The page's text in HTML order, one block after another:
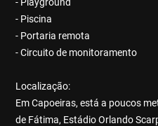
- Piscina
- Portaria remota
- Circuito de monitoramento
Localização:
Em Capoeiras, está a poucos
de Fátima, Estádio Orlando